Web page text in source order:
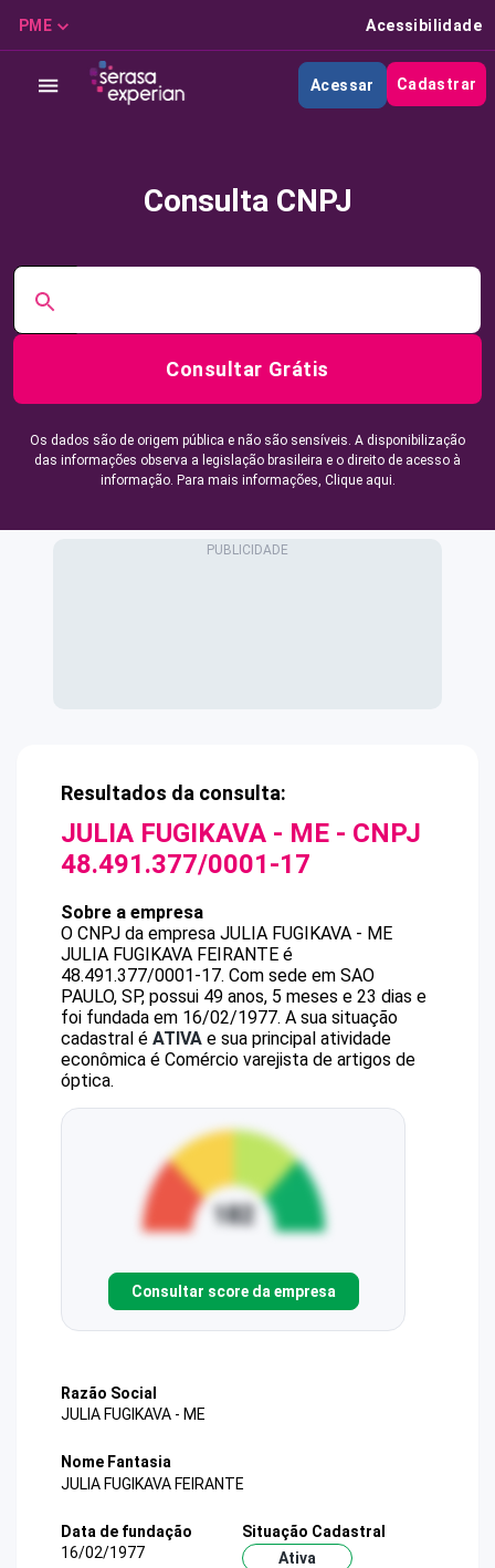
PME Acessibilidade
Acessar Cadastrar
Consulta CNPJ
Consultar Grátis
Os dados são de origem pública e não são sensíveis. A disponibilização
das informações observa a legislação brasileira e o direito de acesso à
informação. Para mais informações, Clique aqui.
Resultados da consulta:
JULIA FUGIKAVA - ME - CNPJ
48.491.377/0001-17
Sobre a empresa
O CNPJ da empresa JULIA FUGIKAVA - ME
JULIA FUGIKAVA FEIRANTE é
48.491.377/0001-17. Com sede em SAO
PAULO, SP, possui 49 anos, 5 meses e 23 dias e
foi fundada em 16/02/1977. A sua situação
cadastral é ATIVA e sua principal atividade
econômica é Comércio varejista de artigos de
óptica.
Consultar score da empresa
Razão Social
JULIA FUGIKAVA - ME
Nome Fantasia
JULIA FUGIKAVA FEIRANTE
Data de fundação
16/02/1977
Situação Cadastral
Ativa